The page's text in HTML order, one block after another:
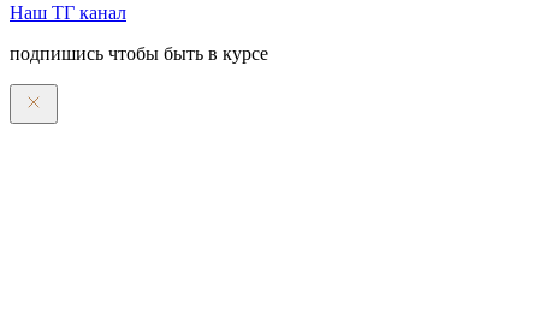
Наш ТГ канал
подпишись чтобы быть в курсе